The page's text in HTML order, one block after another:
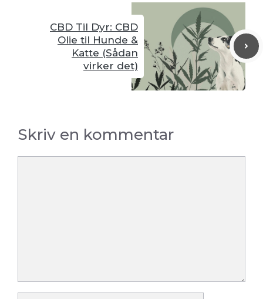
CBD Til Dyr: CBD
Olie til Hunde &
Katte (Sådan
virker det)
Skriv en kommentar